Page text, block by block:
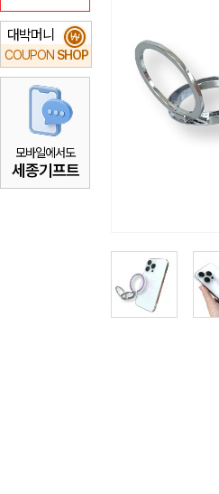
대박머니
COUPON SHOP
₩
모바일에서도
세종기프트